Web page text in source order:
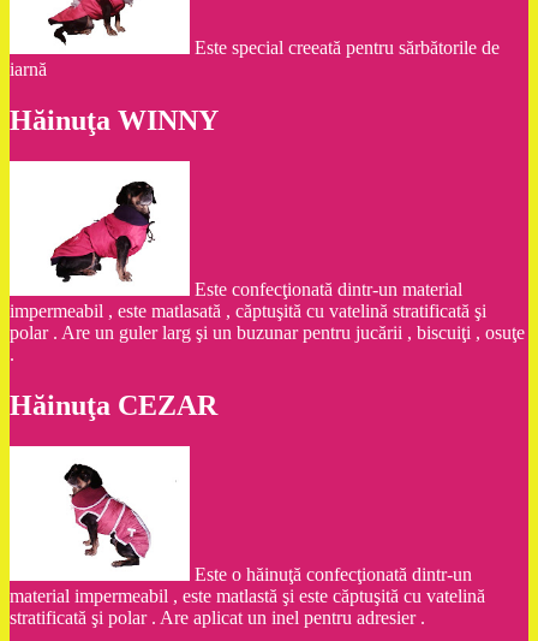
Este special creeată pentru sărbătorile de
iarnă
Hăinuţa WINNY
Este confecţionată dintr-un material
impermeabil , este matlasată , căptuşită cu vatelină stratificată şi
polar . Are un guler larg şi un buzunar pentru jucării , biscuiţi , osuţe
.
Hăinuţa CEZAR
Este o hăinuţă confecţionată dintr-un
material impermeabil , este matlastă şi este căptuşită cu vatelină
stratificată şi polar . Are aplicat un inel pentru adresier .